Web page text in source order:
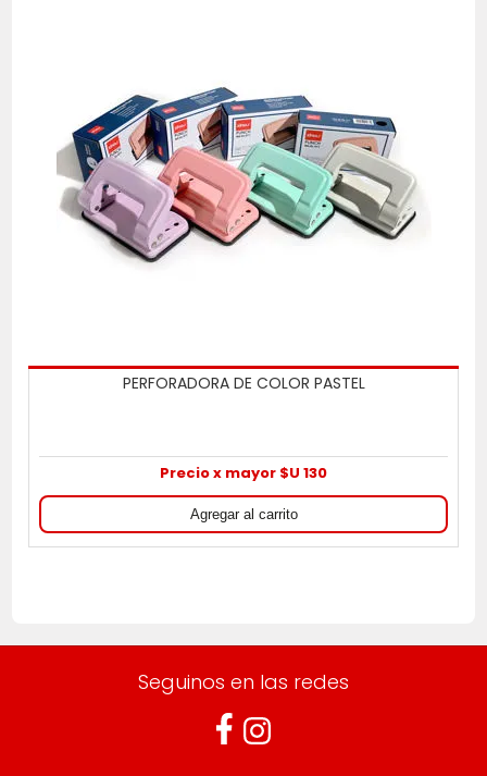
PERFORADORA DE COLOR PASTEL
Precio x mayor $U 130
Seguinos en las redes